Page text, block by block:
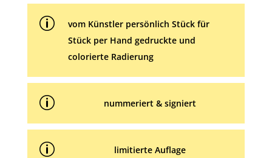
e
p
vom Künstler persönlich Stück für
Stück per Hand gedruckte und
colorierte Radierung
p nummeriert & signiert
p limitierte Auflage